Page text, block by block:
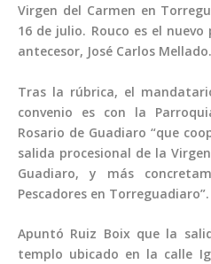
Virgen del Carmen en
16 de julio. Rouco es el
antecesor, José Carlos Mellado.
Tras la rúbrica, el
convenio es con la
Rosario de Guadiaro “que
salida procesional de la
Guadiaro, y más
Pescadores en Torreguadiaro”.
Apuntó Ruiz Boix que la
templo ubicado en la calle